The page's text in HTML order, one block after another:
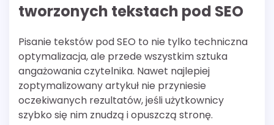
tworzonych tekstach pod SEO
Pisanie tekstów pod SEO to nie tylko techniczna
optymalizacja, ale przede wszystkim sztuka
angażowania czytelnika. Nawet najlepiej
zoptymalizowany artykuł nie przyniesie
oczekiwanych rezultatów, jeśli użytkownicy
szybko się nim znudzą i opuszczą stronę.